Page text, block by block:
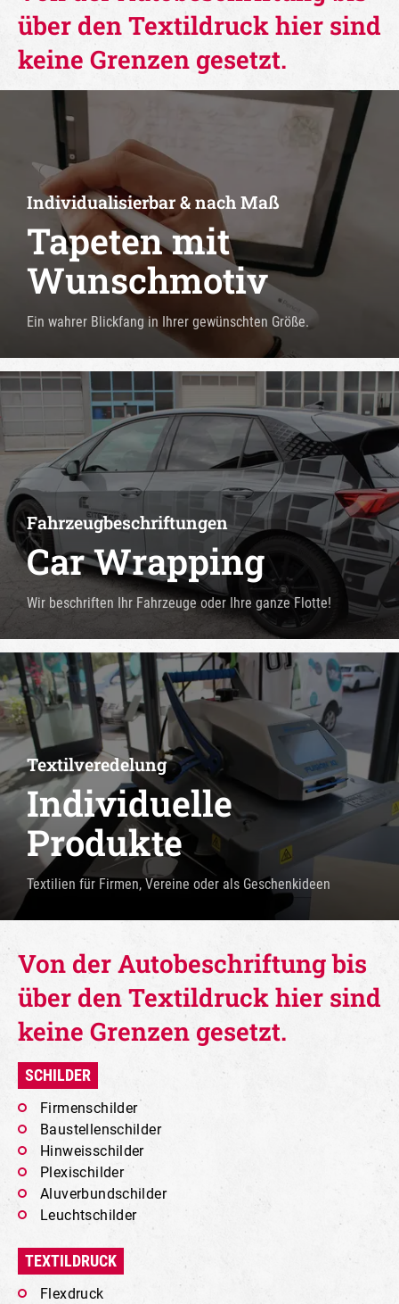
über den Textildruck hier sind
keine Grenzen gesetzt.
Individualisierbar & nach Maß
Tapeten mit
Wunschmotiv
Ein wahrer Blickfang in Ihrer gewünschten Größe.
Fahrzeugbeschriftungen
Car Wrapping
Wir beschriften Ihr Fahrzeuge oder Ihre ganze Flotte!
Textilveredelung
Individuelle
Produkte
Textilien für Firmen, Vereine oder als Geschenkideen
Von der Autobeschriftung bis
über den Textildruck hier sind
keine Grenzen gesetzt.
SCHILDER
Firmenschilder
Baustellenschilder
Hinweisschilder
Plexischilder
Aluverbundschilder
Leuchtschilder
TEXTILDRUCK
Flexdruck